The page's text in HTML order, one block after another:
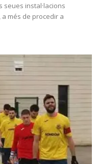
seues instal·lacions
més de procedir a